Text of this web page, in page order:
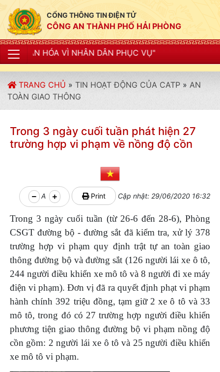
CỔNG THÔNG TIN ĐIỆN TỬ
CÔNG AN THÀNH PHỐ HẢI PHÒNG
NHÂN DÂN PHỤC VỤ"
TRANG CHỦ » TIN HOẠT ĐỘNG CỦA CATP » AN
TOÀN GIAO THÔNG
Trong 3 ngày cuối tuần phát hiện 27
trường hợp vi phạm về nồng độ cồn
A Print Cập nhật: 29/06/2020 16:32
Trong 3 ngày cuối tuần (từ 26-6 đến 28-6), Phòng
CSGT đường bộ - đường sắt đã kiểm tra, xử lý 378
trường hợp vi phạm quy định trật tự an toàn giao
thông đường bộ và đường sắt (126 người lái xe ô tô,
244 người điều khiển xe mô tô và 8 người đi xe máy
điện vi phạm). Đơn vị đã ra quyết định phạt vi phạm
hành chính 392 triệu đồng, tạm giữ 2 xe ô tô và 33
mô tô, trong đó có 27 trường hợp người điều khiển
phương tiện giao thông đường bộ vi phạm nồng độ
cồn gồm: 2 người lái xe ô tô và 25 người điều khiển
xe mô tô vi phạm.